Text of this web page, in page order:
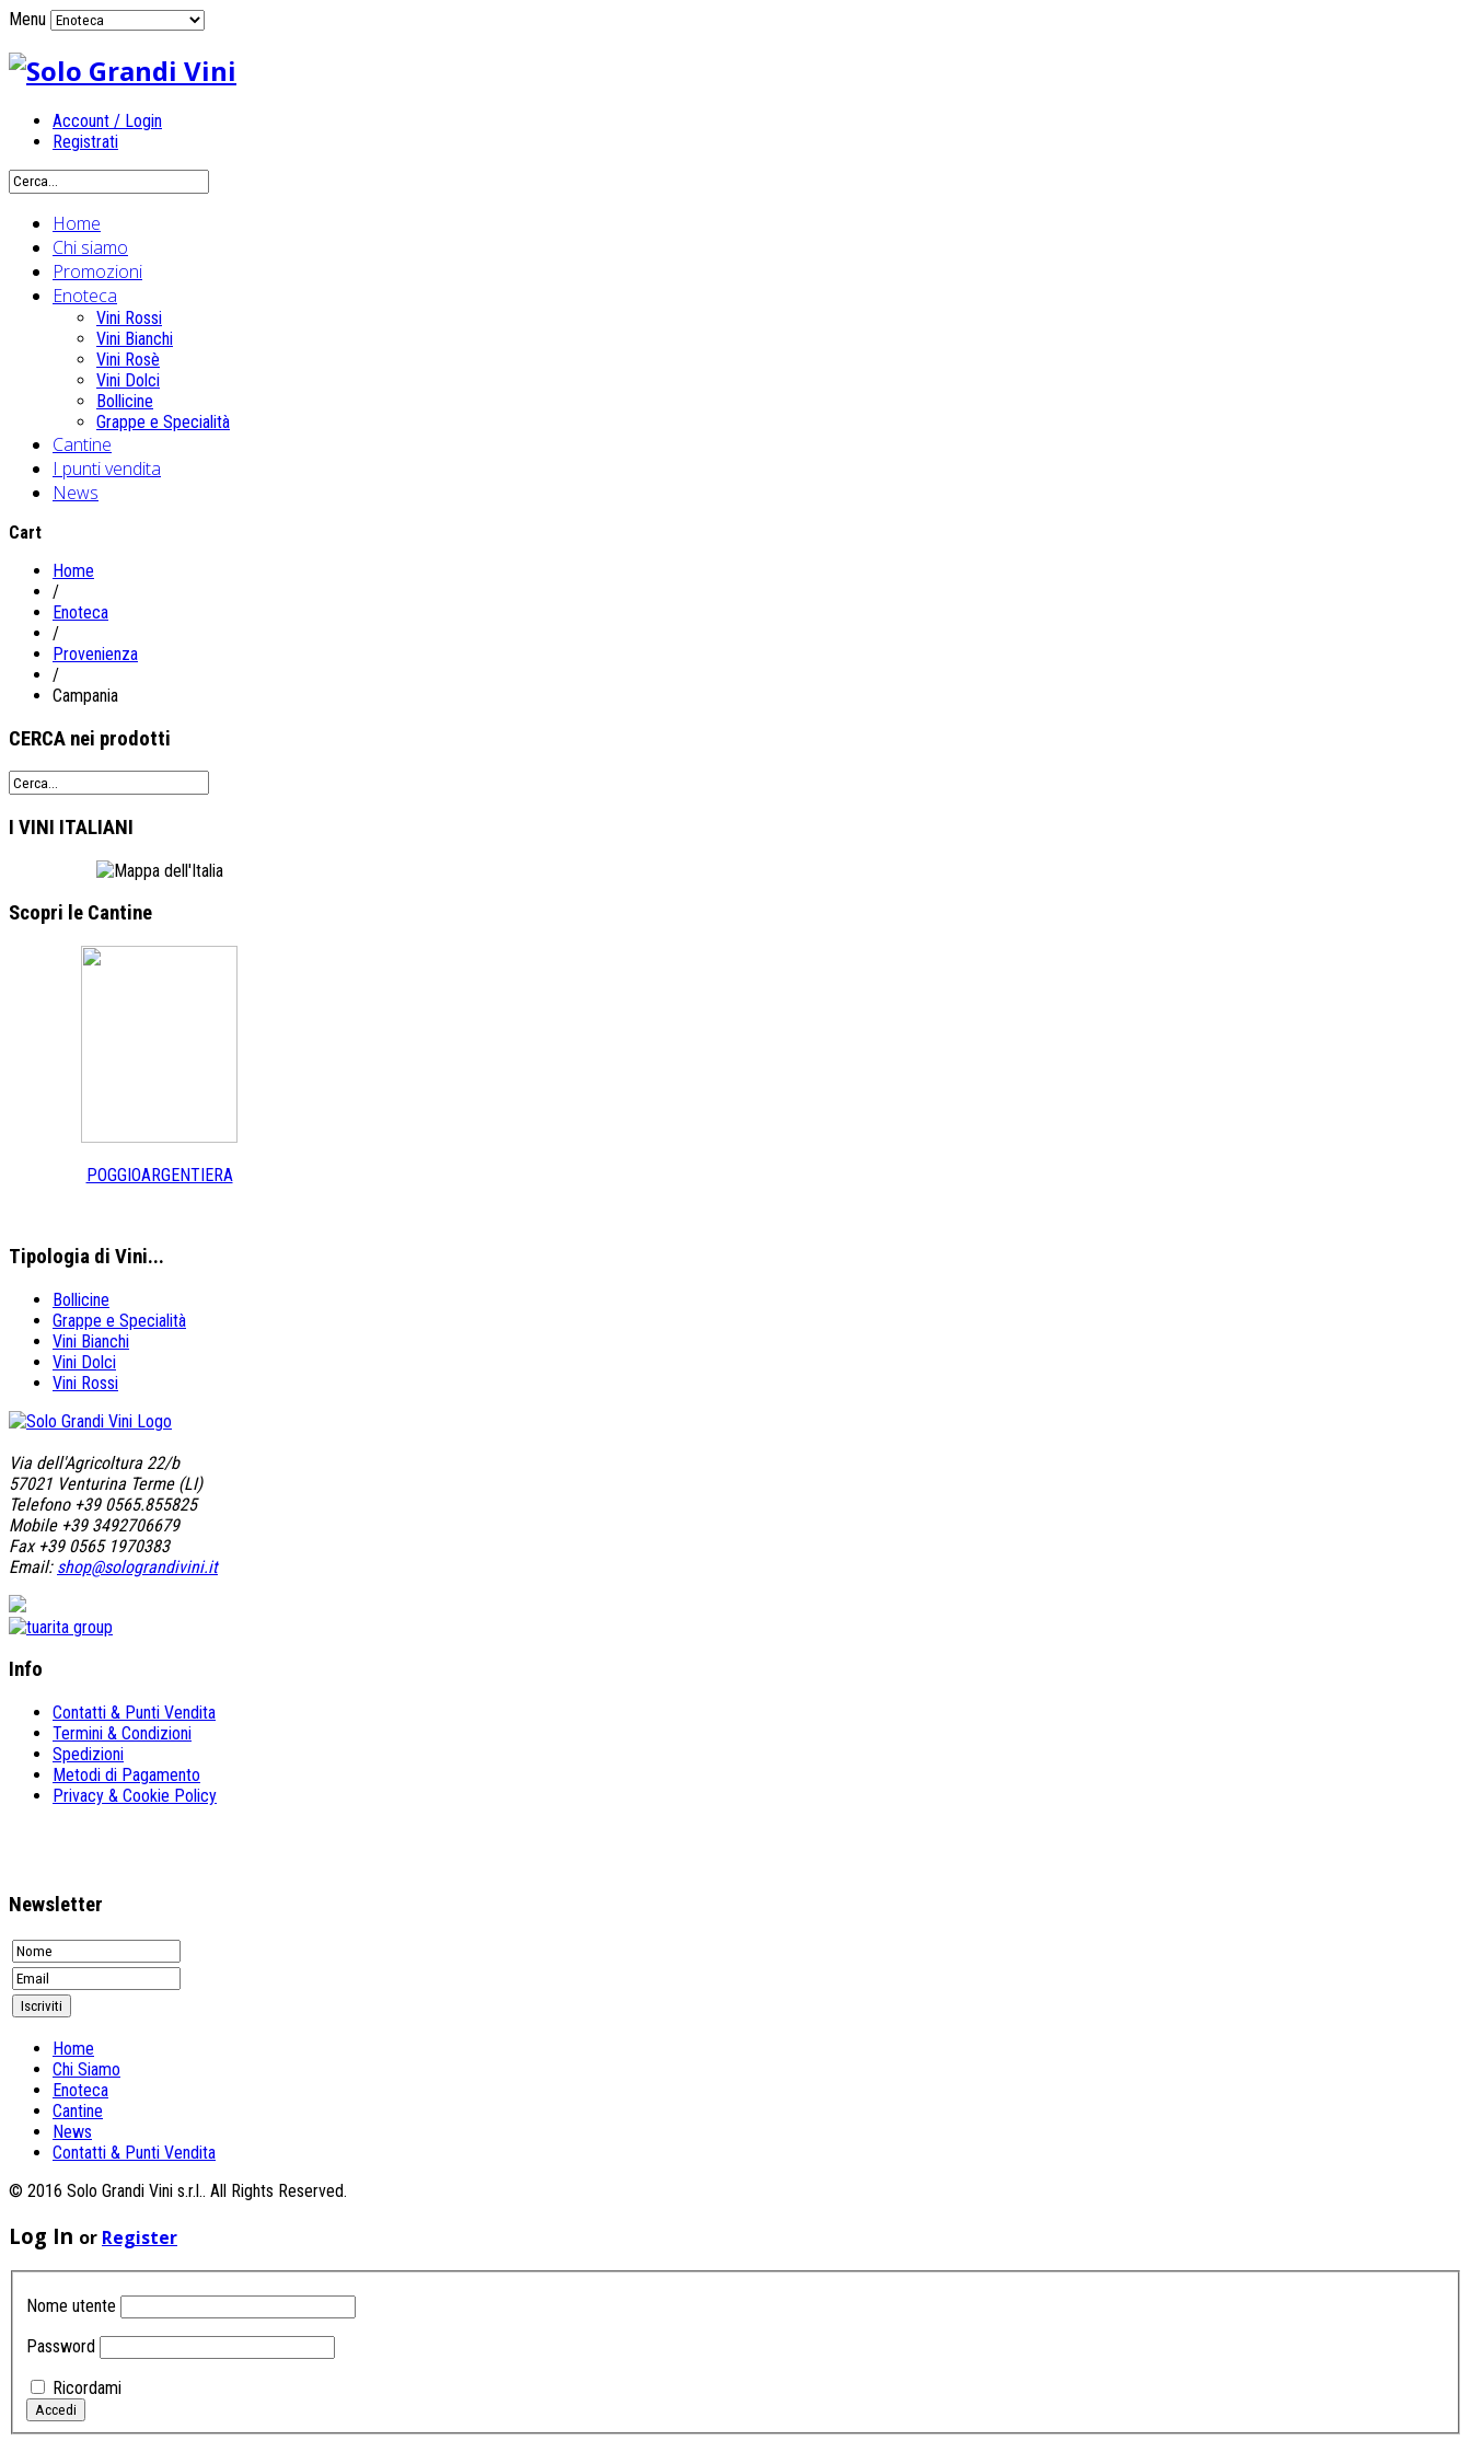
Menu
Account / Login
Registrati
Home
Chi siamo
Promozioni
Enoteca
Vini Rossi
Vini Bianchi
Vini Rosè
Vini Dolci
Bollicine
Grappe e Specialità
Cantine
I punti vendita
News
Cart
Home
/
Enoteca
/
Provenienza
/
Campania
CERCA nei prodotti
I VINI ITALIANI
Scopri le Cantine
POGGIOARGENTIERA
Tipologia di Vini...
Bollicine
Grappe e Specialità
Vini Bianchi
Vini Dolci
Vini Rossi
Via dell'Agricoltura 22/b
57021 Venturina Terme (LI)
Telefono +39 0565.855825
Mobile +39 3492706679
Fax +39 0565 1970383
Email: shop@solograndivini.it
Info
Contatti & Punti Vendita
Termini & Condizioni
Spedizioni
Metodi di Pagamento
Privacy & Cookie Policy
Newsletter
Home
Chi Siamo
Enoteca
Cantine
News
Contatti & Punti Vendita
© 2016 Solo Grandi Vini s.r.l.. All Rights Reserved.
Log In or Register
Nome utente
Password
Ricordami